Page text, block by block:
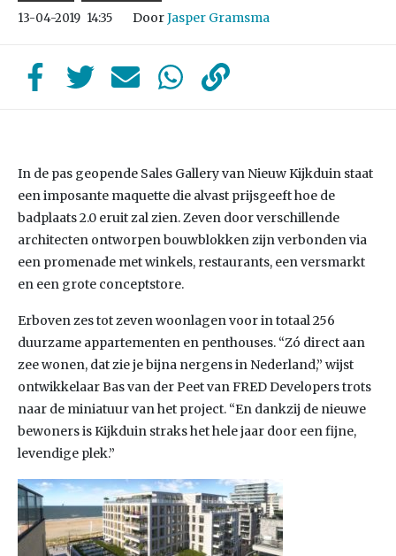
13-04-2019 14:35 DoorJasper Gramsma
In de pas geopende Sales Gallery van Nieuw Kijkduin staat
een imposante maquette die alvast prijsgeeft hoe de
badplaats 2.0 eruit zal zien. Zeven door verschillende
architecten ontworpen bouwblokken zijn verbonden via
een promenade met winkels, restaurants, een versmarkt
en een grote conceptstore.
Erboven zes tot zeven woonlagen voor in totaal 256
duurzame appartementen en penthouses. “Zó direct aan
zee wonen, dat zie je bijna nergens in Nederland,” wijst
ontwikkelaar Bas van der Peet van FRED Developers trots
naar de miniatuur van het project. “En dankzij de nieuwe
bewoners is Kijkduin straks het hele jaar door een fijne,
levendige plek.”